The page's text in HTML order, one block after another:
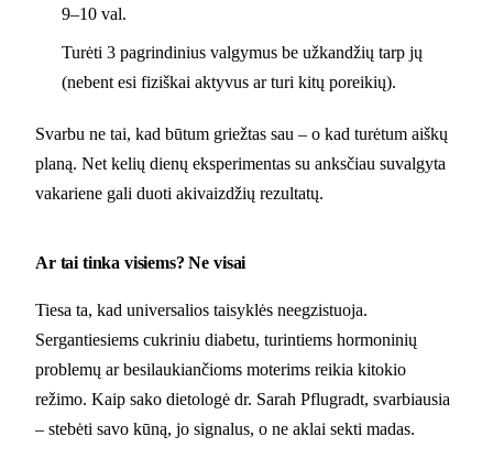
9–10 val.
Turėti 3 pagrindinius valgymus be užkandžių tarp jų
(nebent esi fiziškai aktyvus ar turi kitų poreikių).
Svarbu ne tai, kad būtum griežtas sau – o kad turėtum aiškų
planą. Net kelių dienų eksperimentas su anksčiau suvalgyta
vakariene gali duoti akivaizdžių rezultatų.
Ar tai tinka visiems? Ne visai
Tiesa ta, kad universalios taisyklės neegzistuoja.
Sergantiesiems cukriniu diabetu, turintiems hormoninių
problemų ar besilaukiančioms moterims reikia kitokio
režimo. Kaip sako dietologė dr. Sarah Pflugradt, svarbiausia
– stebėti savo kūną, jo signalus, o ne aklai sekti madas.